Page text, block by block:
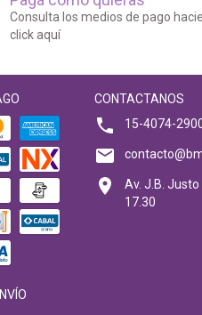
Consulta los medios de pago
click aquí
CONTACTANOS
15-4074-
Av. J.B.
17.30